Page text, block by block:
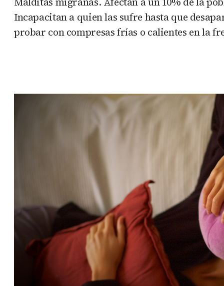
Incapacitan a quien las sufre hasta que
probar con compresas frías o calientes en la